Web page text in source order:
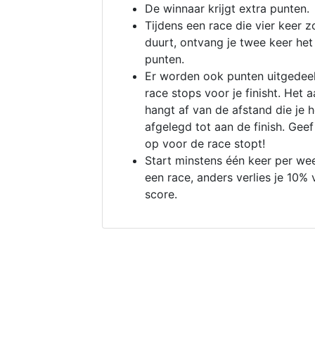
De winnaar krijgt extra punten.
Tijdens een race die vier keer
duurt, ontvang je twee keer
punten.
Er worden ook punten
race stops voor je finisht. Het
hangt af van de afstand die je
afgelegd tot aan de finish.
op voor de race stopt!
Start minstens één keer per
een race, anders verlies je 10%
score.